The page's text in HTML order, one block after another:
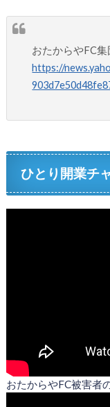
おたからやFC集
https://
ひとり開業チ
おたからやFC被害者